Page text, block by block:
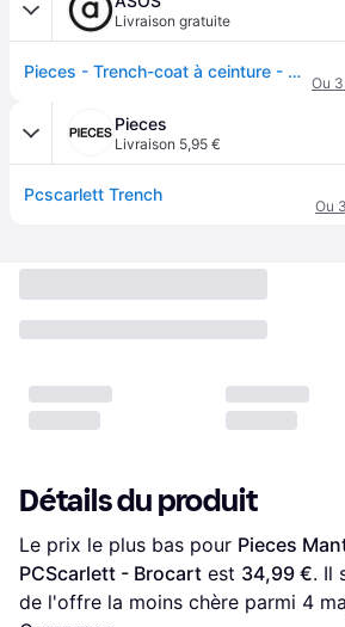
Livraison gratuite
Pieces - Trench-coat à ceinture - Marron
Ou
Pieces
Livraison 5,95 €
Pcscarlett Trench
Ou
Détails du produit
Le prix le plus bas pour Pieces
PCScarlett - Brocart est 34,99 €. Il
de l'offre la moins chère parmi 4